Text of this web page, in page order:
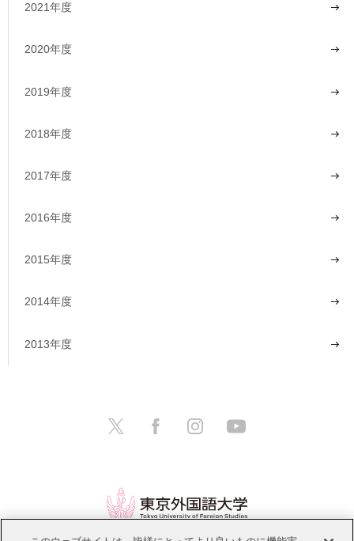
2021年度
2020年度
2019年度
2018年度
2017年度
2016年度
2015年度
2014年度
2013年度